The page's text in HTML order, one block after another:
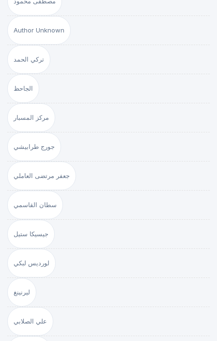
Author Unknown
تركي الحمد
الجاحظ
مركز المسبار
جورج طرابيشي
جعفر مرتضى العاملي
سطان القاسمي
جيسيكا ستيل
لورديس لبكي
ليرنينغ
علي الصلابي